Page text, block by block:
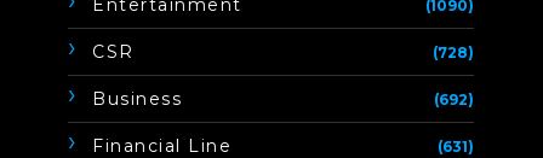
Entertainment (1090)
CSR (728)
Business (692)
Financial Line (631)